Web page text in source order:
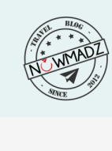
contenu